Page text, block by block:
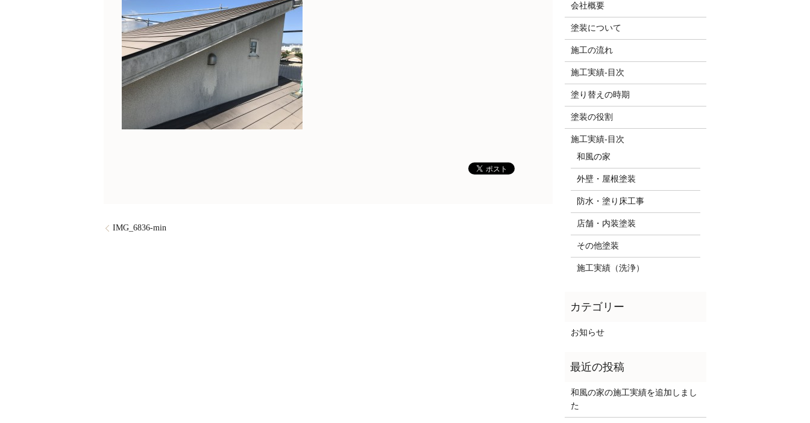
IMG_6836-min
会社概要
塗装について
施工の流れ
施工実績-目次
塗り替えの時期
塗装の役割
施工実績-目次
和風の家
外壁・屋根塗装
防水・塗り床工事
店舗・内装塗装
その他塗装
施工実績（洗浄）
お知らせ
和風の家の施工実績を追加しまし
た